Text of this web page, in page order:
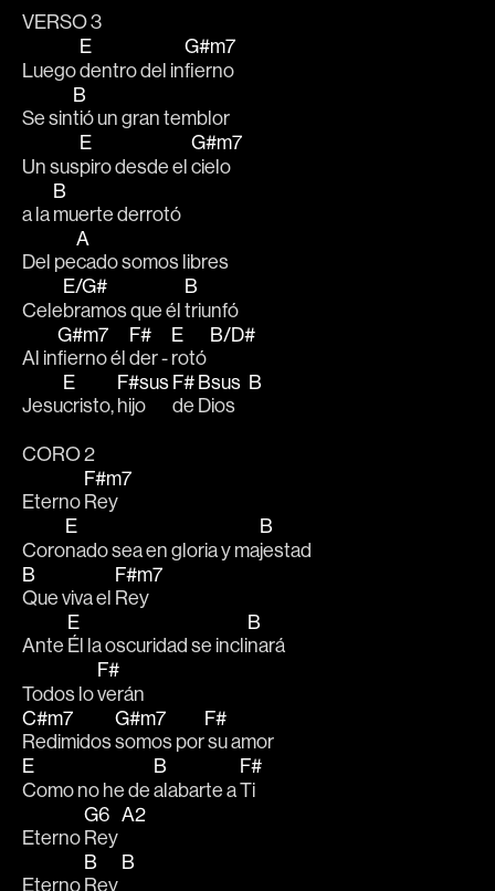
VERSO 3
Luego
E
dentro del in
G#m7
fierno
Se sin
B
tió un gran temblor
Un sus
E
piro desde el
G#m7
cielo
a la
B
muerte derrotó
Del pe
A
cado somos libres
Cele
E/G#
bramos que él
B
triunfó
Al in
G#m7
fierno él
F#
der -
E
rotó
B/D#
Jesu
E
cristo,
F#sus
hijo
F#
de
Bsus
Dios
B
CORO 2
Eterno
F#m7
Rey
Coro
E
nado sea en gloria y ma
B
jestad
B
Que viva el
F#m7
Rey
Ante
E
Él la oscuridad se incli
B
nará
Todos lo
F#
verán
C#m7
Redimidos
G#m7
somos por
F#
su amor
E
Como no he de
B
alabarte a
F#
Ti
Eterno
G6
Rey
A2
Eterno
B
Rey
B